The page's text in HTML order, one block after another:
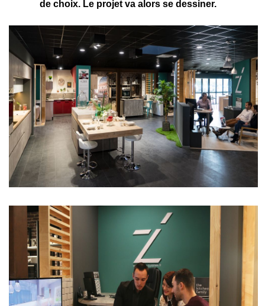
de choix. Le projet va alors se dessiner.